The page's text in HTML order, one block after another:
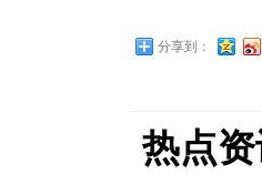
分享到：
热点